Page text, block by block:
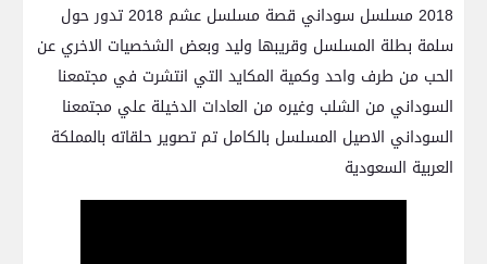
2018 مسلسل سوداني قصة مسلسل عشم 2018 تدور حول
سلمة بطلة المسلسل وقريبها وليد وبعض الشخصيات الاخري عن
الحب من طرف واحد وكمية المكايد التي انتشرت في مجتمعنا
السوداني من الشلب وغيره من العادات الدخيلة علي مجتمعنا
السوداني الاصيل المسلسل بالكامل تم تصوير حلقاته بالمملكة
العربية السعودية